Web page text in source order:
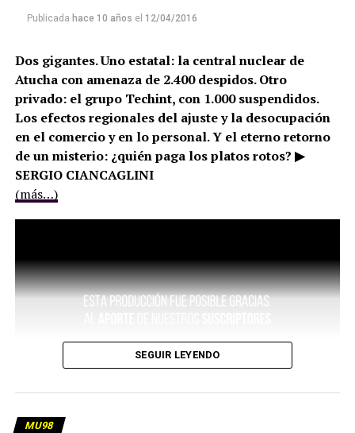
Publicada hace 10 años el 12/04/2016
Dos gigantes. Uno estatal: la central nuclear de
Atucha con amenaza de 2.400 despidos. Otro
privado: el grupo Techint, con 1.000 suspendidos.
Los efectos regionales del ajuste y la desocupación
en el comercio y en lo personal. Y el eterno retorno
de un misterio: ¿quién paga los platos rotos? ▶
SERGIO CIANCAGLINI
(más…)
SEGUIR LEYENDO
MU98